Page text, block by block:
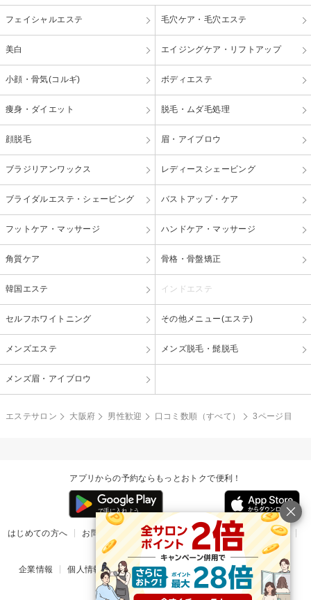
フェイシャルエステ 毛穴ケア・毛穴エステ
美白 エイジングケア・リフトアップ
小顔・骨気(コルギ) ボディエステ
痩身・ダイエット 脱毛・ムダ毛処理
顔脱毛 眉・アイブロウ
ブラジリアンワックス レディースシェービング
ブライダルエステ・シェービング バストアップ・ケア
フットケア・マッサージ ハンドケア・マッサージ
角質ケア 骨格・骨盤矯正
韓国エステ インドエステ
セルフホワイトニング その他メニュー(エステ)
メンズエステ メンズ脱毛・髭脱毛
メンズ眉・アイブロウ
エステサロン 大阪府 男性歓迎 口コミ数順（すべて） 3ページ目
アプリからの予約ならもっとおトクで便利！
はじめての方へ お問い合わせ ヘルプ リリース情報
利用規約
掲載ご希望のサロン様
企業情報 個人情報保護方針 楽天のサービス一覧 アプリ一覧
© Rakuten Group, Inc.